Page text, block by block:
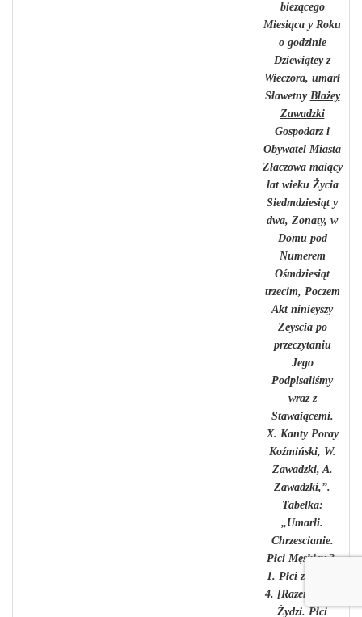
biezącego
Miesiąca y Roku
o godzinie
Dziewiątey z
Wieczora, umarł
Sławetny Błażey
Zawadzki
Gospodarz i
Obywatel Miasta
Złaczowa maiący
lat wieku Życia
Siedmdziesiąt y
dwa, Zonaty, w
Domu pod
Numerem
Ośmdziesiąt
trzecim, Poczem
Akt ninieyszy
Zeyscia po
przeczytaniu
Jego
Podpisaliśmy
wraz z
Stawaiącemi.
X. Kanty Poray
Koźmiński, W.
Zawadzki, A.
Zawadzki,”.
Tabelka:
„Umarli.
Chrzescianie.
Płci Męskiey 3.
1. Płci zeńskiey
4. [Razem] 4. 4.
Żydzi. Płci